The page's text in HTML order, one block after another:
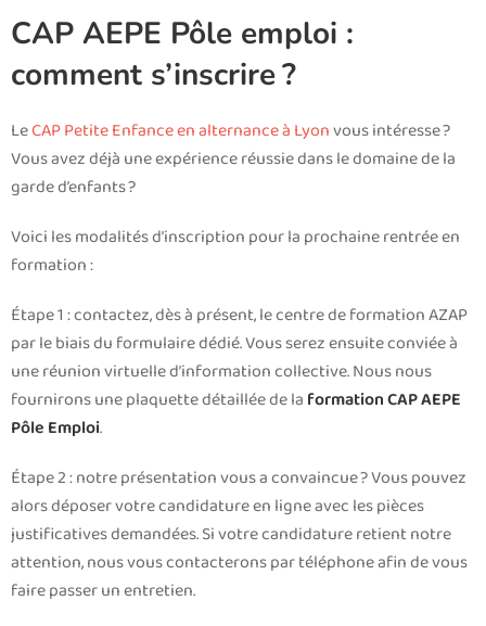
CAP AEPE Pôle emploi :
comment s’inscrire ?
LeCAP Petite Enfance en alternance à Lyonvous intéresse ?
Vous avez déjà une expérience réussie dans le domaine de la
garde d’enfants ?
Voici les modalités d’inscription pour la prochaine rentrée en
formation :
Étape 1 : contactez, dès à présent, le centre de formation AZAP
par le biais du formulaire dédié. Vous serez ensuite conviée à
une réunion virtuelle d’information collective. Nous nous
fournirons une plaquette détaillée de la formation CAP AEPE
Pôle Emploi.
Étape 2 : notre présentation vous a convaincue ? Vous pouvez
alors déposer votre candidature en ligne avec les pièces
justificatives demandées. Si votre candidature retient notre
attention, nous vous contacterons par téléphone afin de vous
faire passer un entretien.